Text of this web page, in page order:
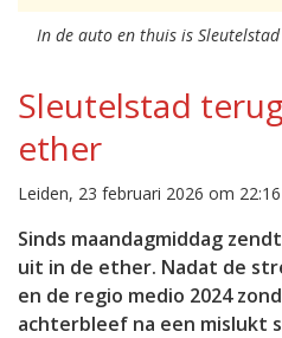
In de auto en thuis is
Sleutelstad
ether
Leiden, 23 februari 2026 om
Sinds maandagmiddag
uit in de ether. Nadat de
en de regio medio 2024
achterbleef na een mislukt